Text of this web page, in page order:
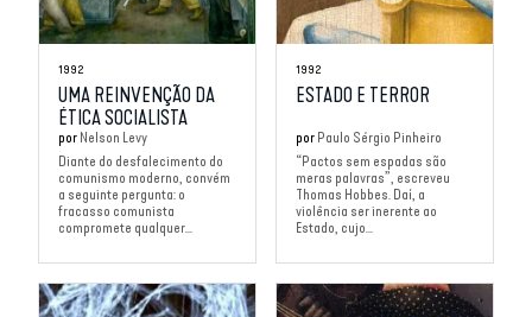
1992
UMA REINVENÇÃO DA
ÉTICA SOCIALISTA
por Nelson Levy
Diante do desfalecimento do
comunismo moderno, convém
a seguinte pergunta: o
fracasso comunista
compromete qualquer...
1992
ESTADO E TERROR
por Paulo Sérgio Pinheiro
“Pactos sem espadas são
meras palavras”, escreveu
Thomas Hobbes. Daí, a
violência ser inerente ao
Estado, cujo...